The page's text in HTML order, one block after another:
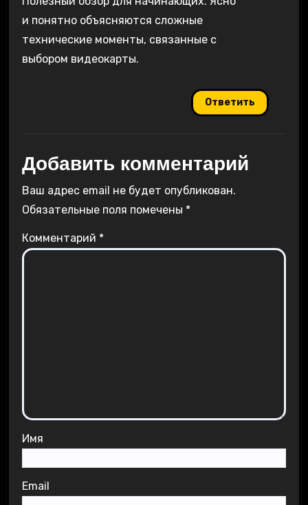
и понятно объясняются сложные
технические моменты, связанные с
выбором видеокарты.
Ответить
Добавить комментарий
Ваш адрес email не будет опубликован.
Обязательные поля помечены *
Комментарий *
Имя
Email